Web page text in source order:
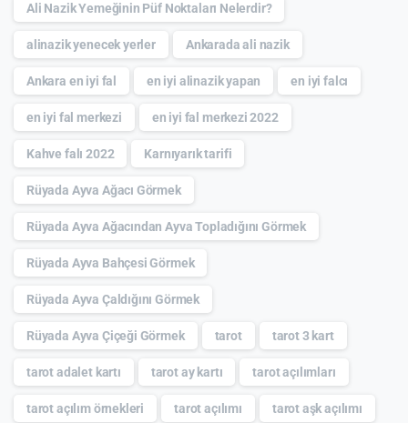
Ali Nazik Yemeğinin Püf Noktaları Nelerdir?
alinazik yenecek yerler Ankarada ali nazik
Ankara en iyi fal en iyi alinazik yapan en iyi falcı
en iyi fal merkezi en iyi fal merkezi 2022
Kahve falı 2022 Karnıyarık tarifi
Rüyada Ayva Ağacı Görmek
Rüyada Ayva Ağacından Ayva Topladığını Görmek
Rüyada Ayva Bahçesi Görmek
Rüyada Ayva Çaldığını Görmek
Rüyada Ayva Çiçeği Görmek tarot tarot 3 kart
tarot adalet kartı tarot ay kartı tarot açılımları
tarot açılım örnekleri tarot açılımı tarot aşk açılımı